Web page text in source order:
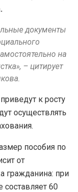
документы
на
– цитирует
к росту
осуществлять
пособия по
от
гражданина: при
составляет 60